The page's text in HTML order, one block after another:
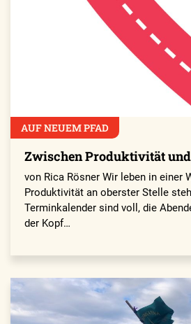
AUF NEUEM PFAD
Zwischen Produktivität
von Rica Rösner Wir leben in einer
Produktivität an oberster Stelle
Terminkalender sind voll, die
der Kopf…